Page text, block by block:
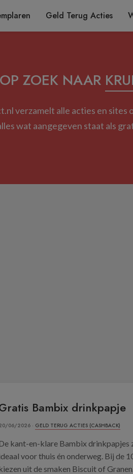
Geld Terug Acties
ZOEK NAAR
verzamelt alle acties en sites
wat aangegeven staat als
Bambix drinkpapje
06/2026 · GELD TERUG ACTIES (CASHBACK)
kant-en-klare Bambix drinkpapjes
voor thuis én onderweg. Bij de
uit de smaken Biscuit of